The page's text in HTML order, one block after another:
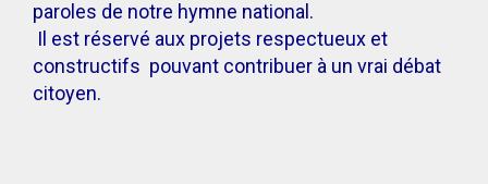
paroles de notre hymne national.
Il est réservé aux projets respectueux et
constructifs pouvant contribuer à un vrai débat
citoyen.